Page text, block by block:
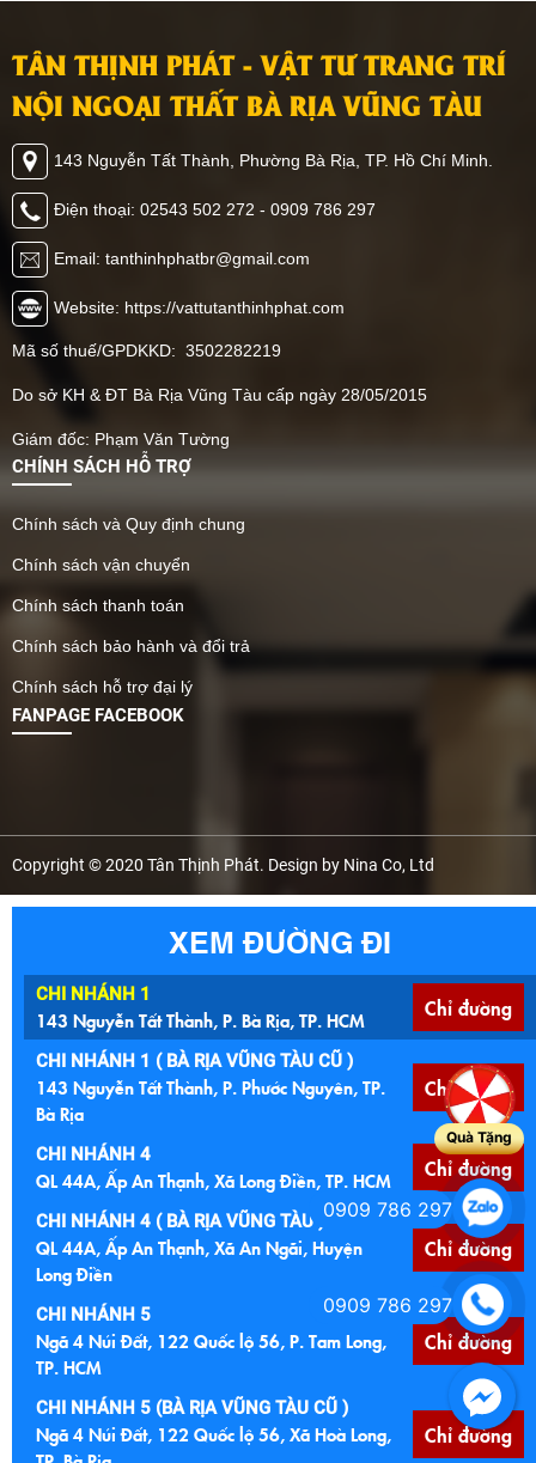
TÂN THỊNH PHÁT - VẬT TƯ TRANG TRÍ
NỘI NGOẠI THẤT BÀ RỊA VŨNG TÀU
143 Nguyễn Tất Thành, Phường Bà Rịa, TP. Hồ Chí Minh.
Điện thoại: 02543 502 272 - 0909 786 297
Email: tanthinhphatbr@gmail.com
Website: https://vattutanthinhphat.com
Mã số thuế/GPDKKD: 3502282219
Do sở KH & ĐT Bà Rịa Vũng Tàu cấp ngày 28/05/2015
Giám đốc: Phạm Văn Tường
CHÍNH SÁCH HỖ TRỢ
Chính sách và Quy định chung
Chính sách vận chuyển
Chính sách thanh toán
Chính sách bảo hành và đổi trả
Chính sách hỗ trợ đại lý
FANPAGE FACEBOOK
Copyright © 2020 Tân Thịnh Phát. Design by Nina Co, Ltd
XEM ĐƯỜNG ĐI
CHI NHÁNH 1
143 Nguyễn Tất Thành, P. Bà Rịa, TP. HCM Chỉ đường
CHI NHÁNH 1 ( BÀ RỊA VŨNG TÀU CŨ )
143 Nguyễn Tất Thành, P. Phước Nguyên, TP.
Bà Rịa
Chỉ đường
CHI NHÁNH 4
QL 44A, Ấp An Thạnh, Xã Long Điền, TP. HCM Chỉ đường
CHI NHÁNH 4 ( BÀ RỊA VŨNG TÀU )
QL 44A, Ấp An Thạnh, Xã An Ngãi, Huyện
Long Điền
Chỉ đường
CHI NHÁNH 5
Ngã 4 Núi Đất, 122 Quốc lộ 56, P. Tam Long,
TP. HCM
Chỉ đường
CHI NHÁNH 5 (BÀ RỊA VŨNG TÀU CŨ )
Ngã 4 Núi Đất, 122 Quốc lộ 56, Xã Hoà Long,
Chỉ đường
Quà Tặng
0909 786 297
0909 786 297